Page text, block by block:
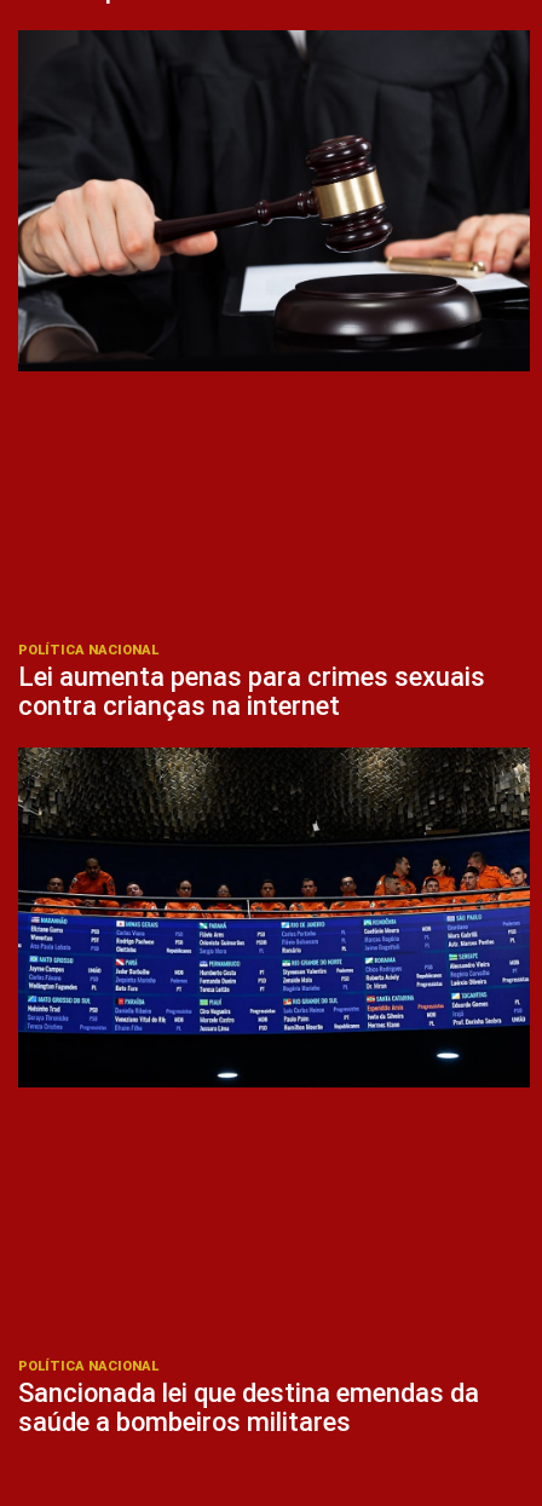
POLÍTICA NACIONAL
Lei aumenta penas para crimes sexuais
contra crianças na internet
POLÍTICA NACIONAL
Sancionada lei que destina emendas da
saúde a bombeiros militares